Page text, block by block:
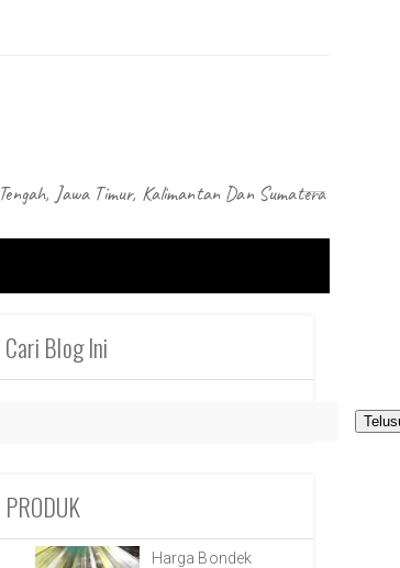
Jawa Timur, Kalimantan Dan Sumatera
Cari Blog Ini
PRODUK
Harga Bondek